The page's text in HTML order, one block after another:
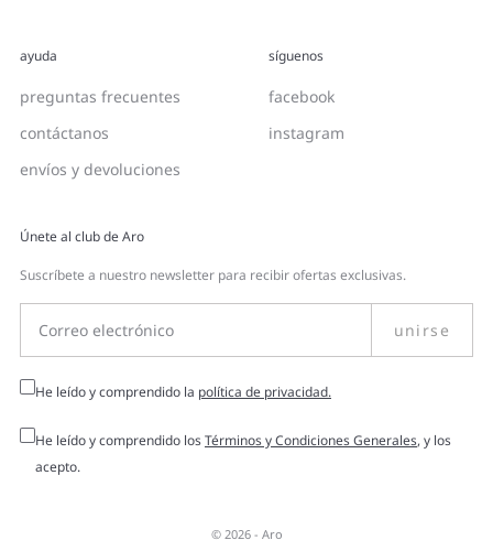
ayuda
preguntas frecuentes
contáctanos
envíos y devoluciones
síguenos
facebook
instagram
Únete al club de Aro
Suscríbete a nuestro newsletter para recibir ofertas exclusivas.
unirse
He leído y comprendido la política de privacidad.
He leído y comprendido losTérminos y Condiciones Generales, y los
acepto.
© 2026 - Aro